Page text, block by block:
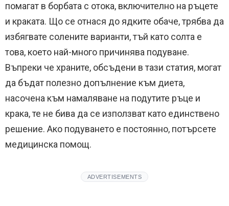
помагат в борбата с отока, включително на ръцете
и краката. Що се отнася до ядките обаче, трябва да
избягвате солените варианти, тъй като солта е
това, което най-много причинява подуване.
Въпреки че храните, обсъдени в тази статия, могат
да бъдат полезно допълнение към диета,
насочена към намаляване на подутите ръце и
крака, те не бива да се използват като единствено
решение. Ако подуването е постоянно, потърсете
медицинска помощ.
ADVERTISEMENTS